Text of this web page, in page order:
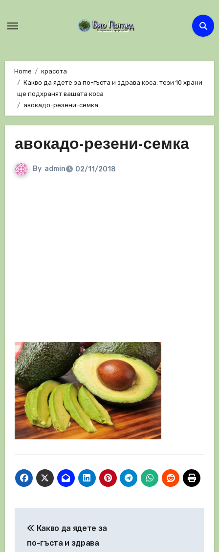
Home
красота
Какво да ядете за по-гъста и здрава коса: тези 10 храни
ще подхранят вашата коса
авокадо-резени-семка
авокадо-резени-семка
By admin 02/11/2018
Какво да ядете за
по-гъста и здрава